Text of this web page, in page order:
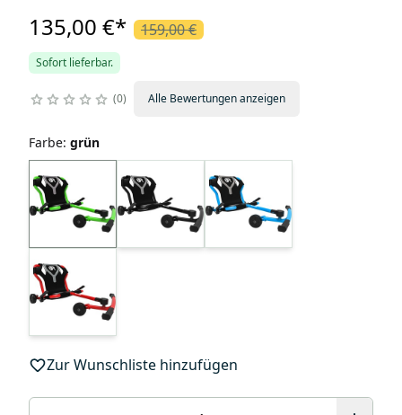
135,00 €* 159,00 €
Sofort lieferbar.
0 Alle Bewertungen anzeigen
Farbe: grün
Zur Wunschliste hinzufügen